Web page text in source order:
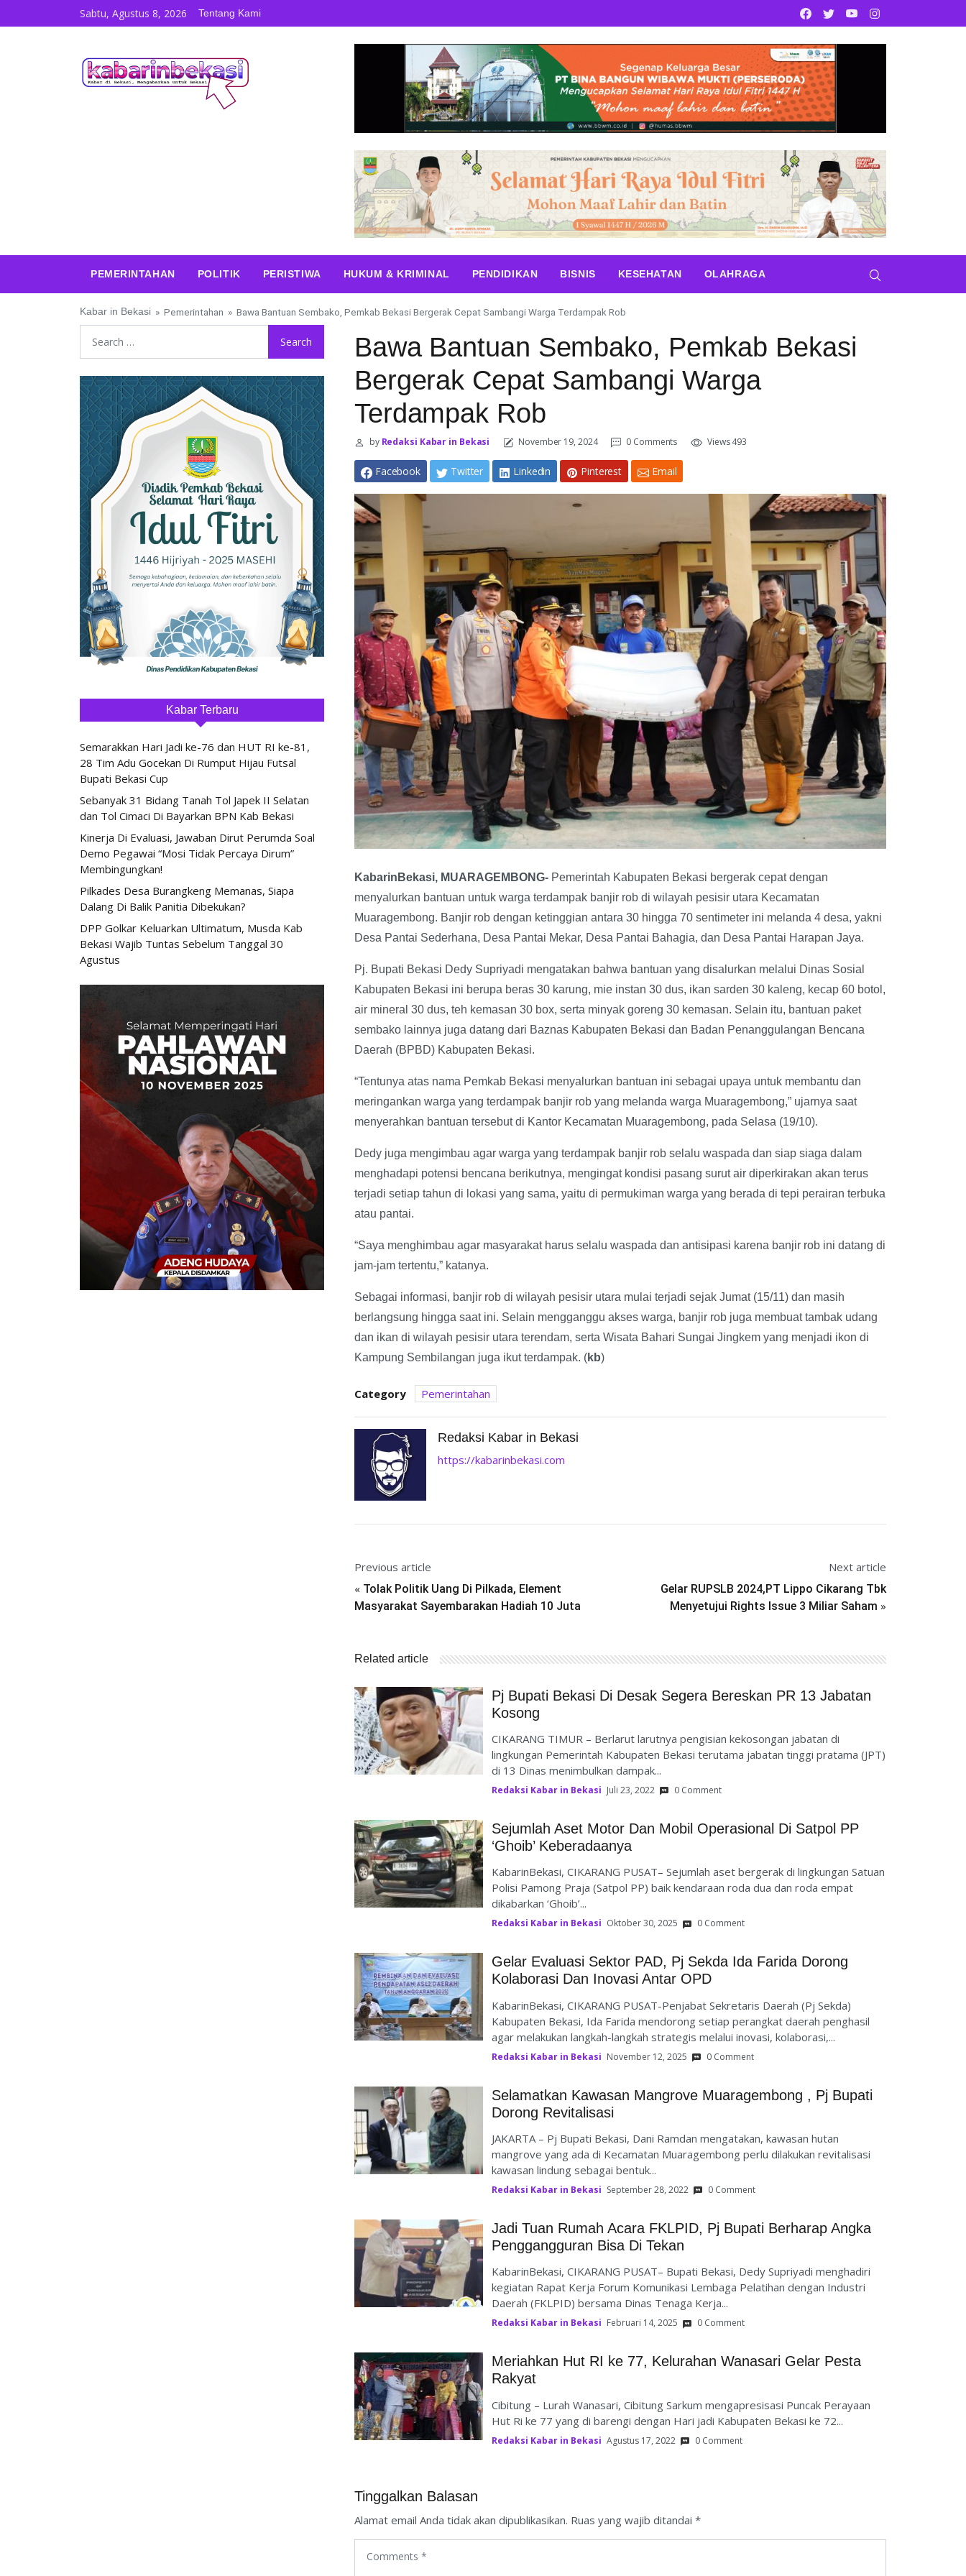
Skip to contentSabtu, Agustus 8, 2026 Tentang Kami Facebook
TwitterYoutube
PEMERINTAHAN POLITIK PERISTIWA HUKUM & KRIMINAL PENDIDIKAN BISNIS KESEHATAN OLAHRAGA
Kabar in Bekasi » Pemerintahan » Bawa Bantuan Sembako, Pemkab Bekasi Bergerak Cepat Sambangi Warga Terdampak Rob
Bawa Bantuan Sembako, Pemkab Bekasi
Bergerak Cepat Sambangi Warga
Terdampak Rob
byRedaksi Kabar in Bekasi November 19, 2024 0 Comments Views 493
Facebook Twitter Linkedin Pinterest Email
KabarinBekasi, MUARAGEMBONG-Pemerintah Kabupaten Bekasi bergerak cepat dengan
menyalurkan bantuan untuk warga terdampak banjir rob di wilayah pesisir utara Kecamatan
Muaragembong. Banjir rob dengan ketinggian antara 30 hingga 70 sentimeter ini melanda 4 desa, yakni
Desa Pantai Sederhana, Desa Pantai Mekar, Desa Pantai Bahagia, dan Desa Pantai Harapan Jaya.
Pj. Bupati Bekasi Dedy Supriyadi mengatakan bahwa bantuan yang disalurkan melalui Dinas Sosial
Kabupaten Bekasi ini berupa beras 30 karung, mie instan 30 dus, ikan sarden 30 kaleng, kecap 60 botol,
air mineral 30 dus, teh kemasan 30 box, serta minyak goreng 30 kemasan. Selain itu, bantuan paket
sembako lainnya juga datang dari Baznas Kabupaten Bekasi dan Badan Penanggulangan Bencana
Daerah (BPBD) Kabupaten Bekasi.
“Tentunya atas nama Pemkab Bekasi menyalurkan bantuan ini sebagai upaya untuk membantu dan
meringankan warga yang terdampak banjir rob yang melanda warga Muaragembong,” ujarnya saat
menyerahkan bantuan tersebut di Kantor Kecamatan Muaragembong, pada Selasa (19/10).
Dedy juga mengimbau agar warga yang terdampak banjir rob selalu waspada dan siap siaga dalam
menghadapi potensi bencana berikutnya, mengingat kondisi pasang surut air diperkirakan akan terus
terjadi setiap tahun di lokasi yang sama, yaitu di permukiman warga yang berada di tepi perairan terbuka
atau pantai.
“Saya menghimbau agar masyarakat harus selalu waspada dan antisipasi karena banjir rob ini datang di
jam-jam tertentu,” katanya.
Sebagai informasi, banjir rob di wilayah pesisir utara mulai terjadi sejak Jumat (15/11) dan masih
berlangsung hingga saat ini. Selain mengganggu akses warga, banjir rob juga membuat tambak udang
dan ikan di wilayah pesisir utara terendam, serta Wisata Bahari Sungai Jingkem yang menjadi ikon di
Kampung Sembilangan juga ikut terdampak. (kb)
Category Pemerintahan
Redaksi Kabar in Bekasi
https://kabarinbekasi.com
Previous article
« Tolak Politik Uang Di Pilkada, Element
Masyarakat Sayembarakan Hadiah 10 Juta
Next article
Gelar RUPSLB 2024,PT Lippo Cikarang Tbk
Menyetujui Rights Issue 3 Miliar Saham »
Related article
Pj Bupati Bekasi Di Desak Segera Bereskan PR 13 Jabatan
Kosong
CIKARANG TIMUR – Berlarut larutnya pengisian kekosongan jabatan di
lingkungan Pemerintah Kabupaten Bekasi terutama jabatan tinggi pratama (JPT)
di 13 Dinas menimbulkan dampak...
Redaksi Kabar in Bekasi Juli 23, 2022 0 Comment
Sejumlah Aset Motor Dan Mobil Operasional Di Satpol PP
‘Ghoib’ Keberadaanya
KabarinBekasi, CIKARANG PUSAT– Sejumlah aset bergerak di lingkungan Satuan
Polisi Pamong Praja (Satpol PP) baik kendaraan roda dua dan roda empat
dikabarkan ‘Ghoib’...
Redaksi Kabar in Bekasi Oktober 30, 2025 0 Comment
Gelar Evaluasi Sektor PAD, Pj Sekda Ida Farida Dorong
Kolaborasi Dan Inovasi Antar OPD
KabarinBekasi, CIKARANG PUSAT-Penjabat Sekretaris Daerah (Pj Sekda)
Kabupaten Bekasi, Ida Farida mendorong setiap perangkat daerah penghasil
agar melakukan langkah-langkah strategis melalui inovasi, kolaborasi,...
Redaksi Kabar in Bekasi November 12, 2025 0 Comment
Selamatkan Kawasan Mangrove Muaragembong , Pj Bupati
Dorong Revitalisasi
JAKARTA – Pj Bupati Bekasi, Dani Ramdan mengatakan, kawasan hutan
mangrove yang ada di Kecamatan Muaragembong perlu dilakukan revitalisasi
kawasan lindung sebagai bentuk...
Redaksi Kabar in Bekasi September 28, 2022 0 Comment
Jadi Tuan Rumah Acara FKLPID, Pj Bupati Berharap Angka
Penggangguran Bisa Di Tekan
KabarinBekasi, CIKARANG PUSAT– Bupati Bekasi, Dedy Supriyadi menghadiri
kegiatan Rapat Kerja Forum Komunikasi Lembaga Pelatihan dengan Industri
Daerah (FKLPID) bersama Dinas Tenaga Kerja...
Redaksi Kabar in Bekasi Februari 14, 2025 0 Comment
Meriahkan Hut RI ke 77, Kelurahan Wanasari Gelar Pesta
Rakyat
Cibitung – Lurah Wanasari, Cibitung Sarkum mengapresisasi Puncak Perayaan
Hut Ri ke 77 yang di barengi dengan Hari jadi Kabupaten Bekasi ke 72...
Redaksi Kabar in Bekasi Agustus 17, 2022 0 Comment
Tinggalkan Balasan
Alamat email Anda tidak akan dipublikasikan. Ruas yang wajib ditandai *
Kabar Terbaru
Semarakkan Hari Jadi ke-76 dan HUT RI ke-81,
28 Tim Adu Gocekan Di Rumput Hijau Futsal
Bupati Bekasi Cup
Sebanyak 31 Bidang Tanah Tol Japek II Selatan
dan Tol Cimaci Di Bayarkan BPN Kab Bekasi
Kinerja Di Evaluasi, Jawaban Dirut Perumda Soal
Demo Pegawai “Mosi Tidak Percaya Dirum”
Membingungkan!
Pilkades Desa Burangkeng Memanas, Siapa
Dalang Di Balik Panitia Dibekukan?
DPP Golkar Keluarkan Ultimatum, Musda Kab
Bekasi Wajib Tuntas Sebelum Tanggal 30
Agustus